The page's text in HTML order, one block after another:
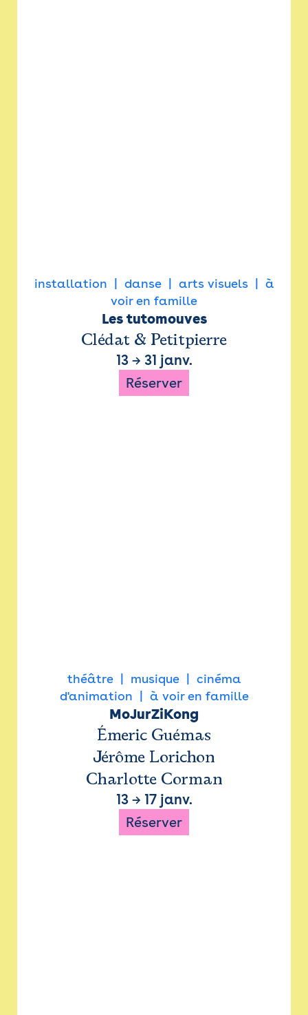
installation danse arts visuels
à
voir en famille
Les tutomouves
Clédat & Petitpierre
13→ 31 janv.
Réserver
théâtre musique
cinéma
d'animation
à voir en famille
MoJurZiKong
Émeric Guémas
Jérôme Lorichon
Charlotte Corman
13→ 17 janv.
Réserver